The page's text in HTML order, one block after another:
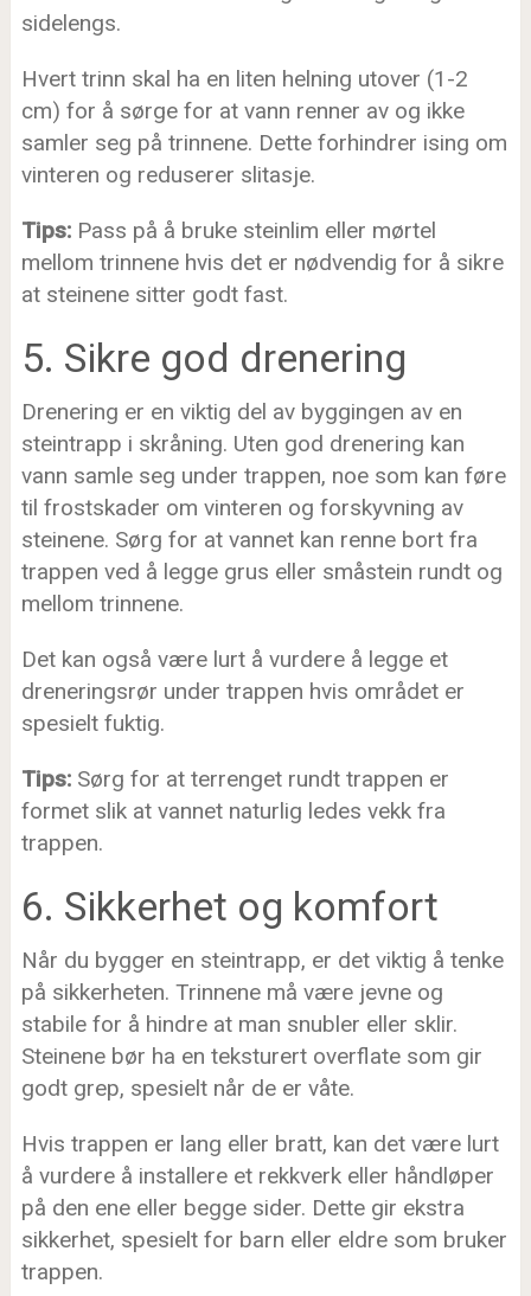
sidelengs.
Hvert trinn skal ha en liten helning utover (1-2
cm) for å sørge for at vann renner av og ikke
samler seg på trinnene. Dette forhindrer ising om
vinteren og reduserer slitasje.
Tips:Pass på å bruke steinlim eller mørtel
mellom trinnene hvis det er nødvendig for å sikre
at steinene sitter godt fast.
5. Sikre god drenering
Drenering er en viktig del av byggingen av en
steintrapp i skråning. Uten god drenering kan
vann samle seg under trappen, noe som kan føre
til frostskader om vinteren og forskyvning av
steinene. Sørg for at vannet kan renne bort fra
trappen ved å legge grus eller småstein rundt og
mellom trinnene.
Det kan også være lurt å vurdere å legge et
dreneringsrør under trappen hvis området er
spesielt fuktig.
Tips:Sørg for at terrenget rundt trappen er
formet slik at vannet naturlig ledes vekk fra
trappen.
6. Sikkerhet og komfort
Når du bygger en steintrapp, er det viktig å tenke
på sikkerheten. Trinnene må være jevne og
stabile for å hindre at man snubler eller sklir.
Steinene bør ha en teksturert overflate som gir
godt grep, spesielt når de er våte.
Hvis trappen er lang eller bratt, kan det være lurt
å vurdere å installere et rekkverk eller håndløper
på den ene eller begge sider. Dette gir ekstra
sikkerhet, spesielt for barn eller eldre som bruker
trappen.